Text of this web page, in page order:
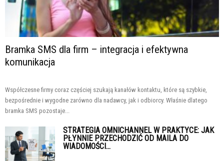
Bramka SMS dla firm – integracja i efektywna
komunikacja
Współczesne firmy coraz częściej szukają kanałów kontaktu, które są szybkie,
bezpośrednie i wygodne zarówno dla nadawcy, jak i odbiorcy. Właśnie dlatego
bramka SMS pozostaje...
STRATEGIA OMNICHANNEL W PRAKTYCE: JAK
PŁYNNIE PRZECHODZIĆ OD MAILA DO
WIADOMOŚCI...